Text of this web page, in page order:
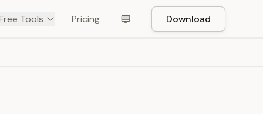
Tools Pricing Download